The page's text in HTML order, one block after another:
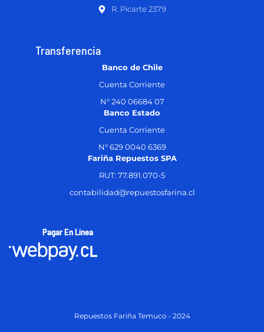
R. Picarte 2379
Transferencia
Banco de Chile
Cuenta Corriente
N° 240 06684 07
Banco Estado
Cuenta Corriente
N° 629 0040 6369
Fariña Repuestos SPA
RUT: 77.891.070-5
contabilidad@repuestosfarina.cl
Pagar En Línea
Repuestos Fariña Temuco • 2024